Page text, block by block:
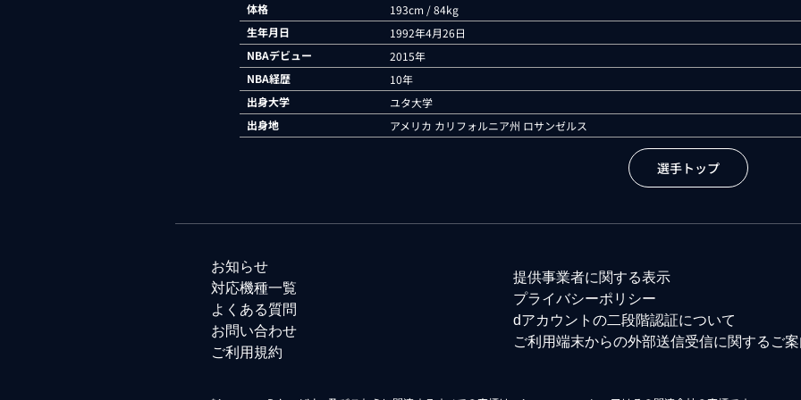
体格
193cm / 84kg
生年月日
1992年4月26日
NBAデビュー
2015年
NBA経歴
10年
出身大学
ユタ大学
出身地
アメリカ カリフォルニア州 ロサンゼルス
選手トップ
お知らせ
対応機種一覧
よくある質問
お問い合わせ
ご利用規約
提供事業者に関する表示
プライバシーポリシー
dアカウントの二段階認証について
ご利用端末からの外部送信受信に関するご